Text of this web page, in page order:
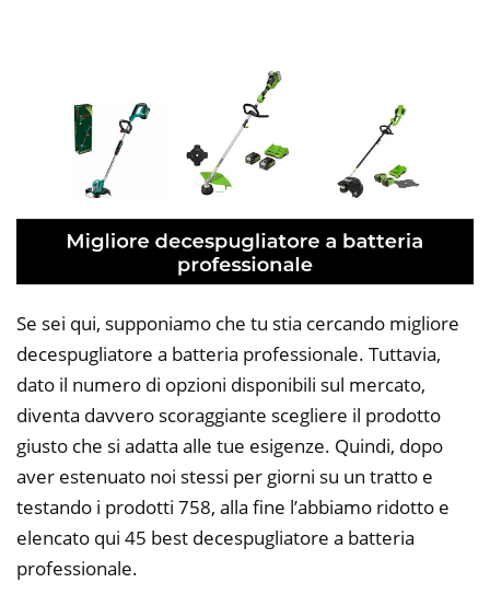
Se sei qui, supponiamo che tu stia cercando migliore
decespugliatore a batteria professionale. Tuttavia,
dato il numero di opzioni disponibili sul mercato,
diventa davvero scoraggiante scegliere il prodotto
giusto che si adatta alle tue esigenze. Quindi, dopo
aver estenuato noi stessi per giorni su un tratto e
testando i prodotti 758, alla fine l’abbiamo ridotto e
elencato qui 45 best decespugliatore a batteria
professionale.